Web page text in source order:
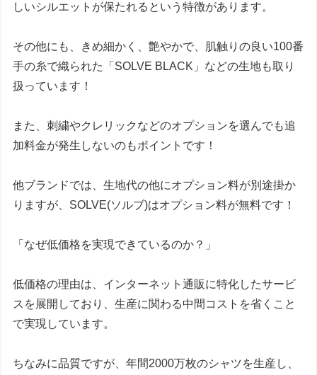
しいシルエットが保たれるという特徴があります。
その他にも、きめ細かく、艶やかで、肌触りの良い100番
手の糸で織られた「SOLVE BLACK」などの生地も取り
扱っています！
また、刺繍やクレリックなどのオプションを選んでも追
加料金が発生しないのもポイントです！
他ブランドでは、生地代の他にオプション料が別途掛か
りますが、 SOLVE(ソルブ)はオプション料が無料です！
「 なぜ低価格を実現できているのか？ 」
低価格の理由は、インターネット通販に特化したサービ
スを展開しており、生産に関わる中間コストを省くこと
で実現しています。
ちなみに品質ですが、年間2000万枚のシャツを生産し、